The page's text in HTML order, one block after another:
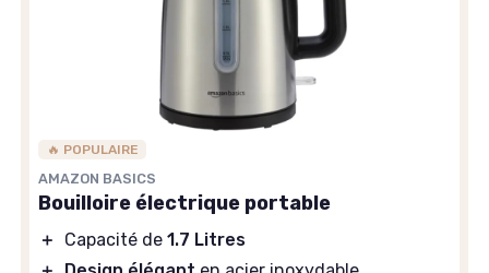
🔥 POPULAIRE
AMAZON BASICS
Bouilloire électrique portable
＋ Capacité de 1.7 Litres